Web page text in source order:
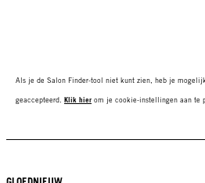
Als je de Salon Finder-tool niet kunt zien, heb je
geaccepteerd. Klik hier om je cookie-instellingen aan te